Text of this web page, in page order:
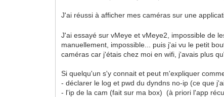
J'ai réussi à afficher mes caméras sur une
J'ai essayé sur vMeye et vMeye2, impossible de
manuellement, impossible... puis j'ai vu le petit
caméras car j'étais chez moi en wifi, j'avais plus
Si quelqu'un s'y connait et peut m'expliquer
- déclarer le log et pwd du dyndns no-ip (ce que
- l'ip de la cam (fait sur ma box) (à priori l'app